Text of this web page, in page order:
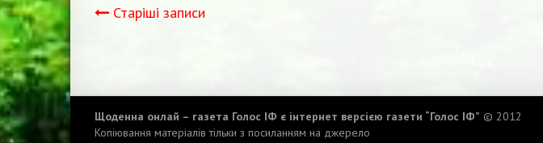
Навігація
Старіші записи
Щоденна онлай – газета Голос ІФ є інтернет версією газети “Голос ІФ” © 2012
Копіювання матеріалів тільки з посиланням на джерело